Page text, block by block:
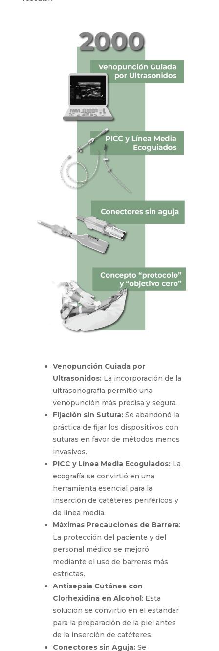
Venopunción Guiada por
Ultrasonidos: La incorporación de
la ultrasonografía permitió una
venopunción más precisa y segura.
Fijación sin Sutura: Se abandonó
la práctica de fijar los dispositivos
con suturas en favor de métodos
menos invasivos.
PICC y Línea Media Ecoguiados:
La ecografía se convirtió en una
herramienta esencial para la
inserción de catéteres periféricos
y de línea media.
Máximas Precauciones de
Barrera: La protección del
paciente y del personal médico se
mejoró mediante el uso de
barreras más estrictas.
Antisepsia Cutánea con
Clorhexidina en Alcohol : Esta
solución se convirtió en el
estándar para la preparación de la